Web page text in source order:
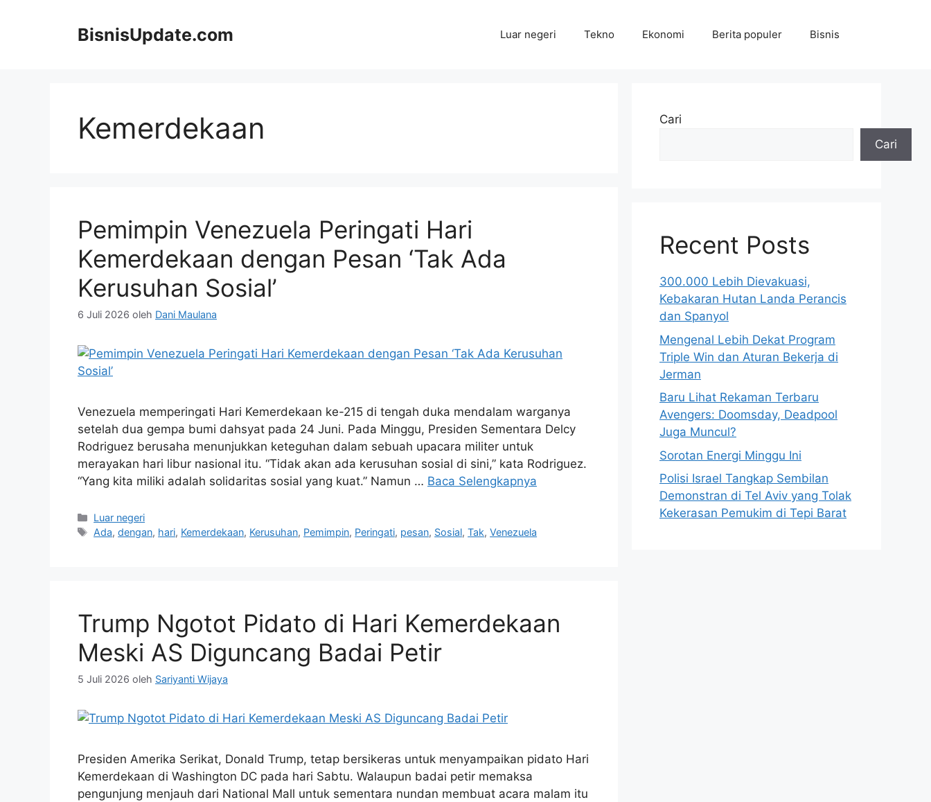
BisnisUpdate.com Luar negeri Tekno Ekonomi Berita populer Bisnis
Kemerdekaan
Pemimpin Venezuela Peringati Hari
Kemerdekaan dengan Pesan ‘Tak Ada
Kerusuhan Sosial’
6 Juli 2026 oleh Dani Maulana
Venezuela memperingati Hari Kemerdekaan ke-215 di tengah duka mendalam warganya
setelah dua gempa bumi dahsyat pada 24 Juni. Pada Minggu, Presiden Sementara Delcy
Rodriguez berusaha menunjukkan keteguhan dalam sebuah upacara militer untuk
merayakan hari libur nasional itu. “Tidak akan ada kerusuhan sosial di sini,” kata Rodriguez.
“Yang kita miliki adalah solidaritas sosial yang kuat.” Namun … Baca Selengkapnya
Kategori
Luar negeri
Tag
Ada,dengan, hari, Kemerdekaan, Kerusuhan, Pemimpin, Peringati, pesan, Sosial,Tak,Venezuela
Trump Ngotot Pidato di Hari Kemerdekaan
Meski AS Diguncang Badai Petir
5 Juli 2026 oleh Sariyanti Wijaya
Presiden Amerika Serikat, Donald Trump, tetap bersikeras untuk menyampaikan pidato Hari
Kemerdekaan di Washington DC pada hari Sabtu. Walaupun badai petir memaksa
pengunjung menjauh dari National Mall untuk sementara nundan membuat acara malam itu
Cari
Cari
Recent Posts
300.000 Lebih Dievakuasi,
Kebakaran Hutan Landa Perancis
dan Spanyol
Mengenal Lebih Dekat Program
Triple Win dan Aturan Bekerja di
Jerman
Baru Lihat Rekaman Terbaru
Avengers: Doomsday, Deadpool
Juga Muncul?
Sorotan Energi Minggu Ini
Polisi Israel Tangkap Sembilan
Demonstran di Tel Aviv yang Tolak
Kekerasan Pemukim di Tepi Barat